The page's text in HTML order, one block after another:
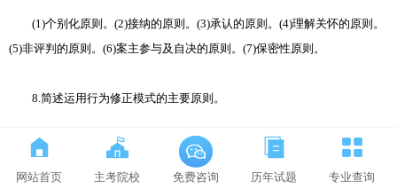
(1)个别化原则。(2)接纳的原则。(3)承认的原则。(4)理解关怀的原则。
(5)非评判的原则。(6)案主参与及自决的原则。(7)保密性原则。
8.简述运用行为修正模式的主要原则。
(1)建立良好的专业关系。(2)准确的行为评估。(3)有效地行为修正 (4)合
理的修正效果评估。
网站首页 主考院校 免费咨询 历年试题 专业查询